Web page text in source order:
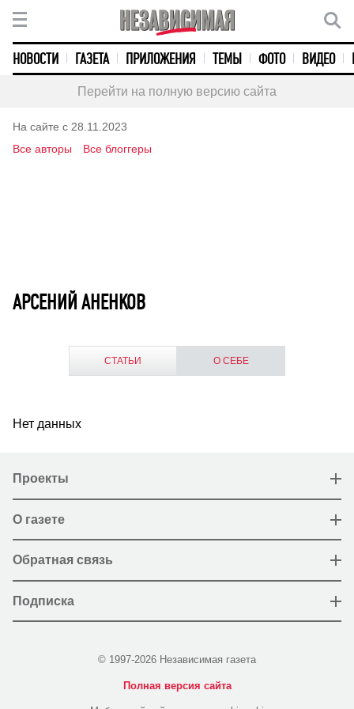
НОВОСТИ ГАЗЕТА ПРИЛОЖЕНИЯ ТЕМЫ ФОТО ВИДЕО
Перейти на полную версию сайта
На сайте с 28.11.2023
Все авторы
Все блоггеры
АРСЕНИЙ АНЕНКОВ
СТАТЬИ О СЕБЕ
Нет данных
Проекты
О газете
Обратная связь
Подписка
© 1997-2026 Независимая газета
Полная версия сайта